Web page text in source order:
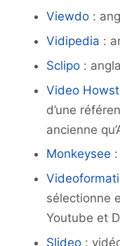
Viewdo:
Vidipedia :
Sclipo:
Video
d’une
ancienne
Monkeysee
sélectionne
Youtube et
Slideo: